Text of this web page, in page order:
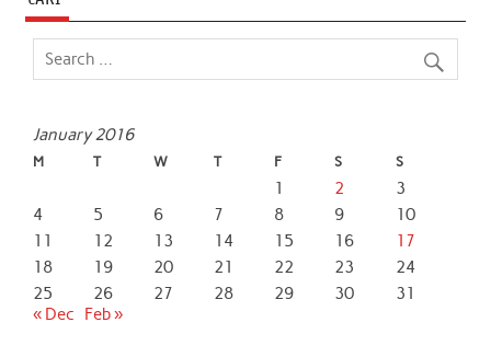
January 2016
M T W T F S S
1 2
3
4
5 6 7 8 9
10
11
12 13 14 15 16
17
18
19 20 21 22 23
24
25
26 27 28 29 30
31
« Dec
Feb »